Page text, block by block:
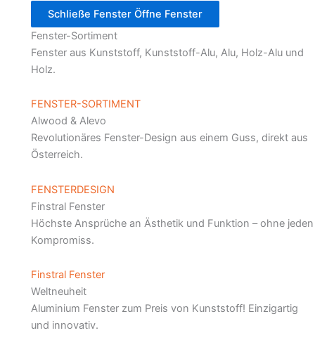
Schließe Fenster Öffne Fenster
Fenster-Sortiment
Fenster aus Kunststoff, Kunststoff-Alu, Alu, Holz-Alu und
Holz.
FENSTER-SORTIMENT
Alwood & Alevo
Revolutionäres Fenster-Design aus einem Guss, direkt aus
Österreich.
FENSTERDESIGN
Finstral Fenster
Höchste Ansprüche an Ästhetik und Funktion – ohne jeden
Kompromiss.
Finstral Fenster
Weltneuheit
Aluminium Fenster zum Preis von Kunststoff! Einzigartig
und innovativ.